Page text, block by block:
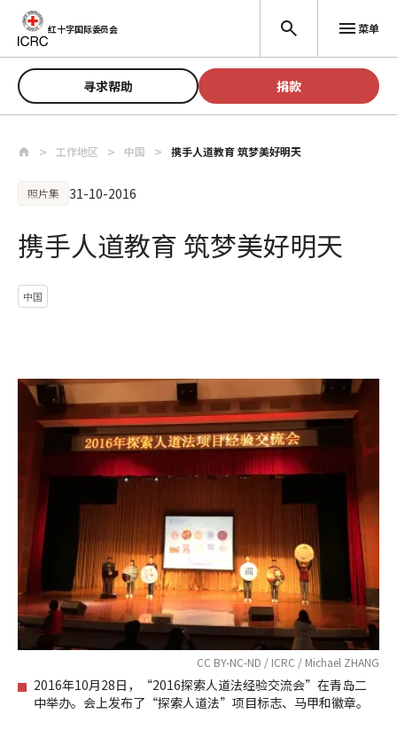
跳至主要内容
红十字国际委员会 菜单
寻求帮助 捐款
工作地区 中国 携手人道教育 筑梦美好明天
照片集 31-10-2016
携手人道教育 筑梦美好明天
中国
CC BY-NC-ND / ICRC / Michael ZHANG
2016年10月28日，“2016探索人道法经验交流会”在青岛二
中举办。会上发布了“探索人道法”项目标志、马甲和徽章。